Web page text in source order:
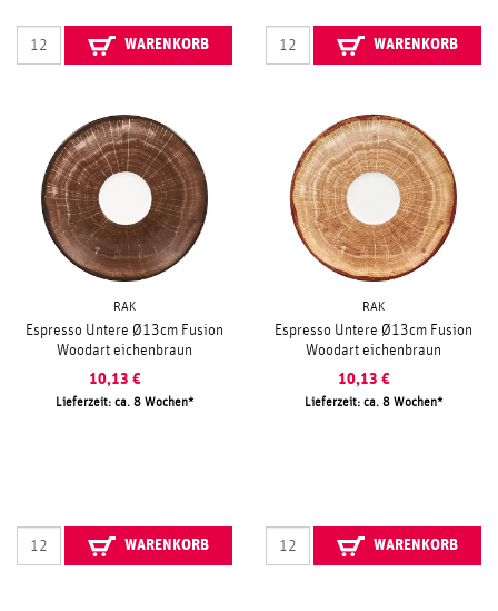
WARENKORB WARENKORB
RAK
Espresso Untere Ø13cm Fusion
Woodart eichenbraun
10,13 €
Lieferzeit: ca. 8 Wochen
WARENKORB
RAK
Espresso Untere Ø13cm Fusion
Woodart eichenbraun
10,13 €
Lieferzeit: ca. 8 Wochen
WARENKORB